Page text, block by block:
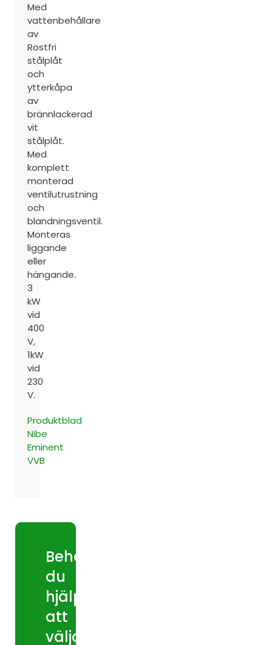
Med
vattenbehållare
av
Rostfri
stålplåt
och
ytterkåpa
av
brännlackerad
vit
stålplåt.
Med
komplett
monterad
ventilutrustning
och
blandningsventil.
Monteras
liggande
eller
hängande.
3
kW
vid
400
V,
1kW
vid
230
V.
Produktblad
Nibe
Eminent
VVB
Behöver
du
hjälp
att
välja